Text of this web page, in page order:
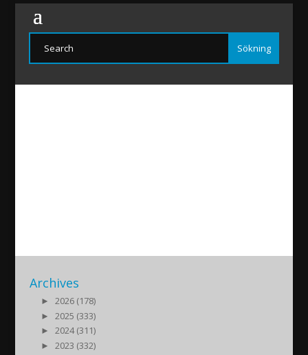
Archives
►
2026 (178)
►
2025 (333)
►
2024 (311)
►
2023 (332)